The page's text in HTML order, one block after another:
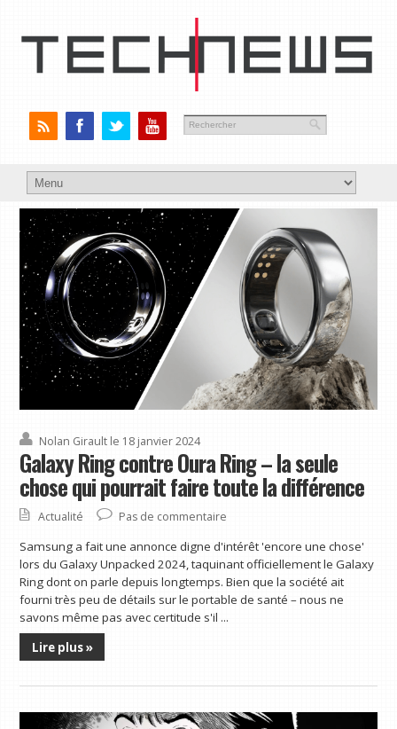
Nolan Girault le 18 janvier 2024
Galaxy Ring contre Oura Ring – la seule
chose qui pourrait faire toute la différence
Actualité Pas de commentaire
Samsung a fait une annonce digne d'intérêt 'encore une chose'
lors du Galaxy Unpacked 2024, taquinant officiellement le Galaxy
Ring dont on parle depuis longtemps. Bien que la société ait
fourni très peu de détails sur le portable de santé – nous ne
savons même pas avec certitude s'il ...
Lire plus »